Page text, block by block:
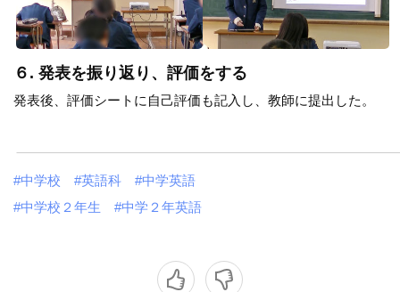
６. 発表を振り返り、評価をする
発表後、評価シートに自己評価も記入し、教師に提出した。
#中学校 #英語科
#中学英語
#中学校２年生
#中学２年英語